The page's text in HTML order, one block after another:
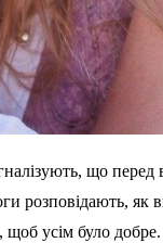
що
розповідають, як
щоб усім було